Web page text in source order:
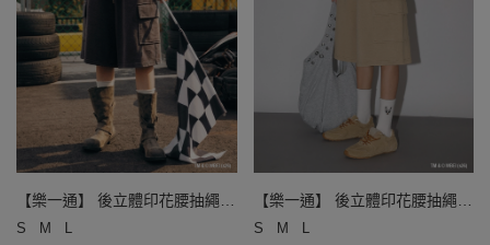
【樂一通】 後立體印花腰抽繩雙
口袋水洗休閒七分褲
S M L
【樂一通】 後立體印花腰抽繩雙
口袋水洗休閒七分褲
S M L